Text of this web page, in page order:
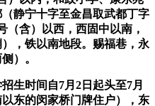
静宁十字至金昌取武都丁字
（含）以西，西固中以南，
，铁以南地段。赐福巷，永
）。
时间自7月2日起头至7月
东的闵家桥门牌住户），东